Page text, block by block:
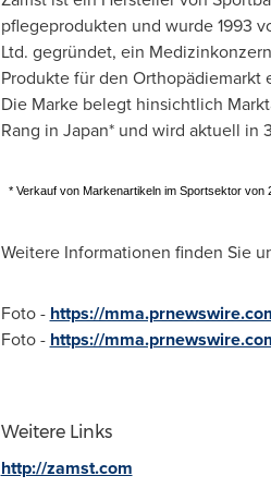
pflegeprodukten und wurde 1993
Ltd. gegründet, ein
Produkte für den
Die Marke belegt hinsichtlich
Rang in Japan* und wird aktuell in
* Verkauf von Markenartikeln im Sportsektor von
Weitere Informationen finden Sie
Foto - https://
Foto - https://
Weitere Links
http://zamst.com